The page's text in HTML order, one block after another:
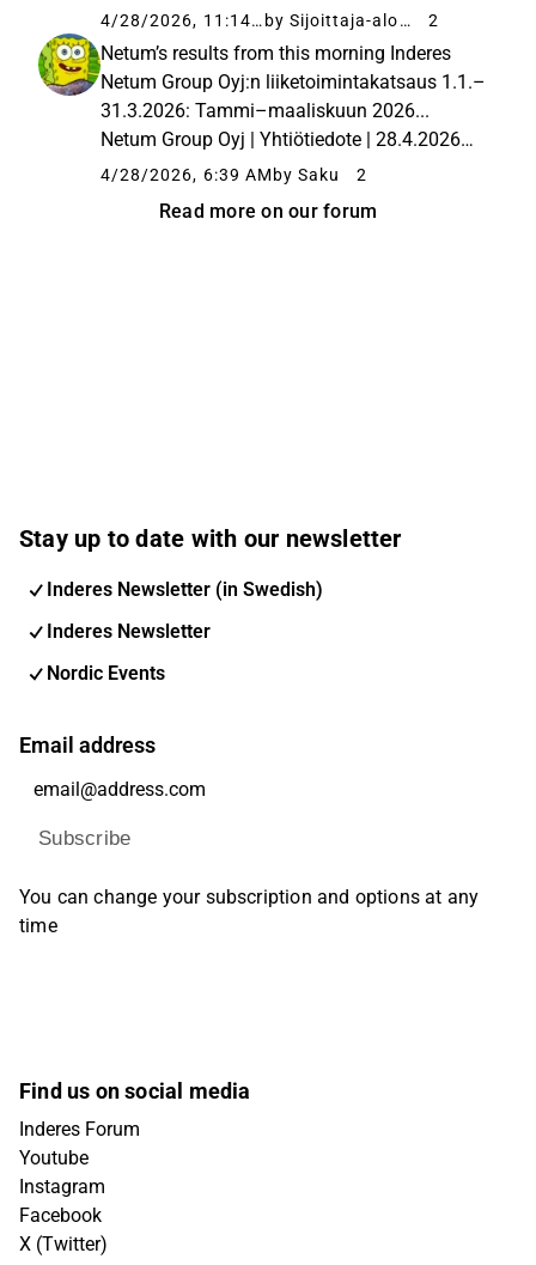
13.25 Netumin liikevaihto laski rajusti Q1:llä,
mutta kannattavuus oli laskuun
suhteutettuna torjuntavoitto. Yhtiö toteutti...
4/28/2026, 11:14 AM by Sijoittaja-alokas 2
Netum’s results from this morning Inderes
Netum Group Oyj:n liiketoimintakatsaus 1.1.–
31.3.2026: Tammi–maaliskuun 2026...
Netum Group Oyj | Yhtiötiedote | 28.4.2026
klo 8.00Netum Group Oyj:n
4/28/2026, 6:39 AM by Saku 2
Read more on our forum
Stay up to date with our newsletter
Inderes Newsletter (in Swedish)
Inderes Newsletter
Nordic Events
Email address
Subscribe
You can change your subscription and options at any
time
Find us on social media
Inderes Forum
Youtube
Instagram
Facebook
X (Twitter)